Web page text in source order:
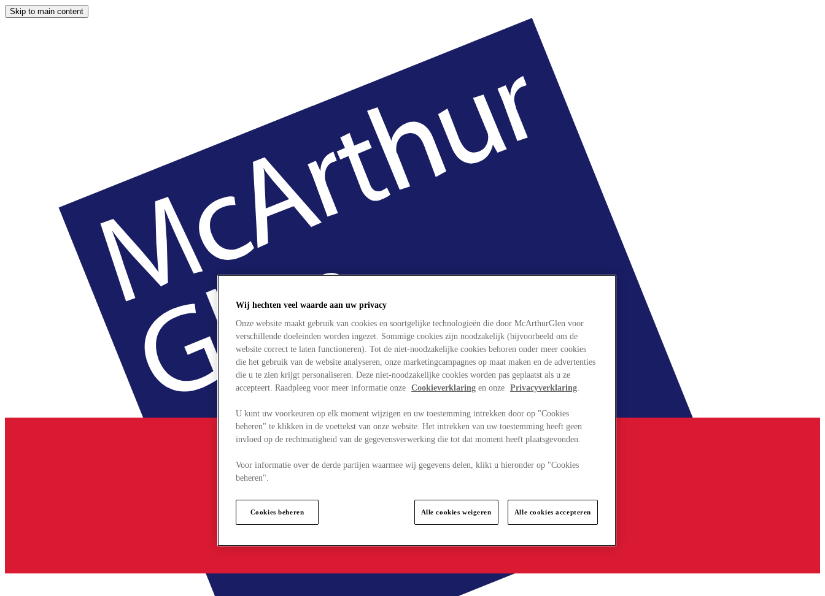
Skip to main content
Wij hechten veel waarde aan uw privacy
Onze website maakt gebruik van cookies en soortgelijke technologieën die door McArthurGlen voor
verschillende doeleinden worden ingezet. Sommige cookies zijn noodzakelijk (bijvoorbeeld om de
website correct te laten functioneren). Tot de niet-noodzakelijke cookies behoren onder meer cookies
die het gebruik van de website analyseren, onze marketingcampagnes op maat maken en de advertenties
die u te zien krijgt personaliseren. Deze niet-noodzakelijke cookies worden pas geplaatst als u ze
accepteert. Raadpleeg voor meer informatie onze Cookieverklaring en onze Privacyverklaring.
U kunt uw voorkeuren op elk moment wijzigen en uw toestemming intrekken door op "Cookies
beheren" te klikken in de voettekst van onze website. Het intrekken van uw toestemming heeft geen
invloed op de rechtmatigheid van de gegevensverwerking die tot dat moment heeft plaatsgevonden.
Voor informatie over de derde partijen waarmee wij gegevens delen, klikt u hieronder op "Cookies
beheren".
Cookies beheren Alle cookies weigeren Alle cookies accepteren